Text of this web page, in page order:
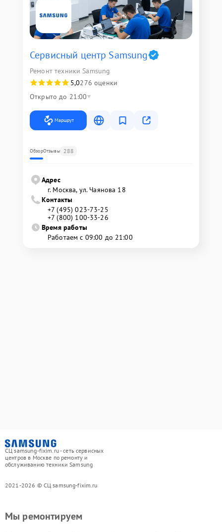
Сервисный центр Samsung
Ремонт техники Samsung
5,0276 оценки
Открыто до 21:00
Маршрут
ОбзорОтзывы 288
Адрес
г. Москва, ул. Чаянова 18
Контакты
+7 (495) 023-73-25
+7 (800) 100-33-26
Время работы
Работаем с 09:00 до 21:00
СЦ samsung-fixim.ru - сеть сервисных
центров в Москве по ремонту и
обслуживанию техники Samsung
2021-2026 © СЦ samsung-fixim.ru
Мы ремонтируем